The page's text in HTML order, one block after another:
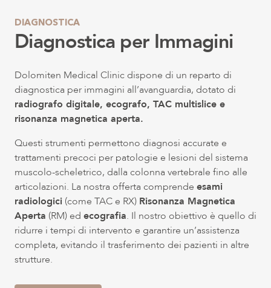
DIAGNOSTICA
Diagnostica per Immagini
Dolomiten Medical Clinic dispone di un reparto di
diagnostica per immagini all’avanguardia, dotato di
radiografo digitale, ecografo, TAC multislice e
risonanza magnetica aperta.
Questi strumenti permettono diagnosi accurate e
trattamenti precoci per patologie e lesioni del sistema
muscolo-scheletrico, dalla colonna vertebrale fino alle
articolazioni. La nostra offerta comprende esami
radiologici (come TAC e RX) Risonanza Magnetica
Aperta (RM) ed ecografia. Il nostro obiettivo è quello di
ridurre i tempi di intervento e garantire un’assistenza
completa, evitando il trasferimento dei pazienti in altre
strutture.